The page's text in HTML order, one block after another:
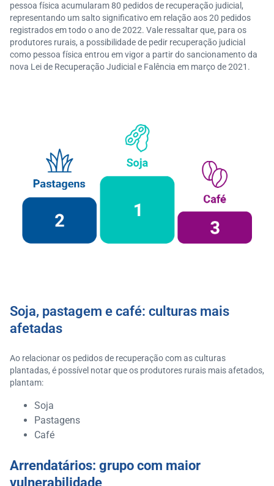
pessoa física acumularam 80 pedidos de recuperação judicial,
representando um salto significativo em relação aos 20 pedidos
registrados em todo o ano de 2022. Vale ressaltar que, para os
produtores rurais, a possibilidade de pedir recuperação judicial
como pessoa física entrou em vigor a partir do sancionamento da
nova Lei de Recuperação Judicial e Falência em março de 2021.
Soja, pastagem e café: culturas mais
afetadas
Ao relacionar os pedidos de recuperação com as culturas
plantadas, é possível notar que os produtores rurais mais afetados,
plantam:
Soja
Pastagens
Café
Arrendatários: grupo com maior
vulnerabilidade